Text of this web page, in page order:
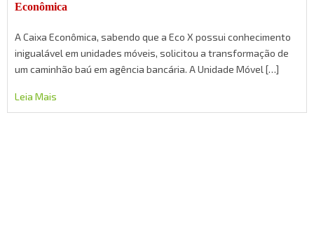
Econômica
A Caixa Econômica, sabendo que a Eco X possui conhecimento
inigualável em unidades móveis, solicitou a transformação de
um caminhão baú em agência bancária. A Unidade Móvel […]
Leia Mais